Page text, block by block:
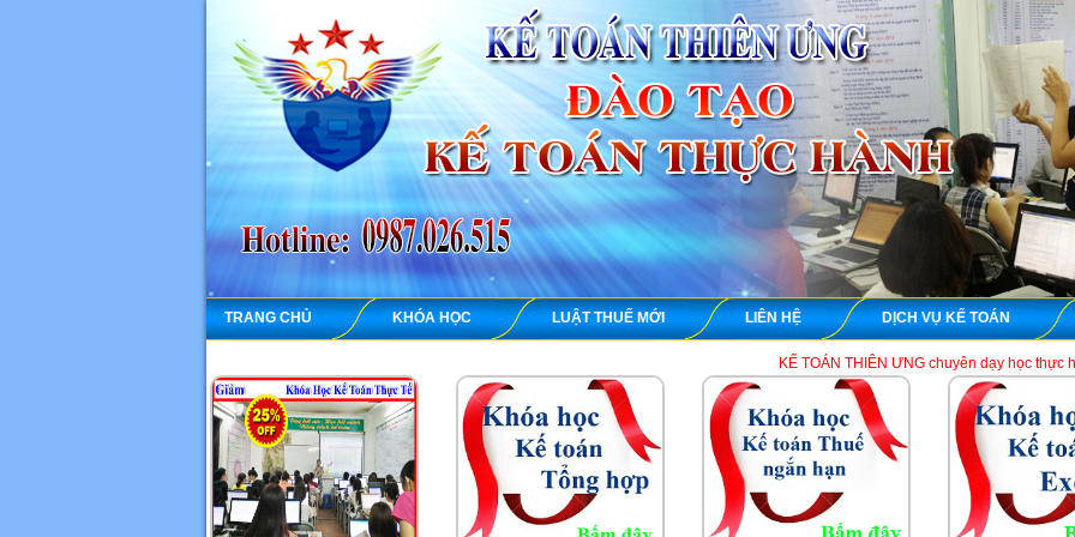
TRANG CHỦ KHÓA HỌC LUẬT THUẾ MỚI LIÊN HỆ DỊCH VỤ KẾ TOÁN
KẾ TOÁN THIÊN ƯNG chuyên dạy học thực hành kế